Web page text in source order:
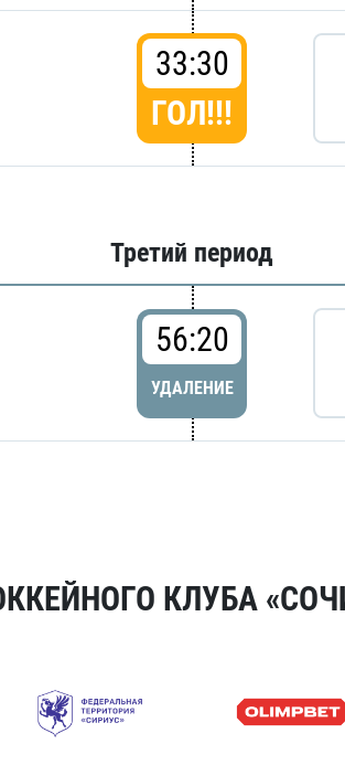
33:30
ГОЛ!!!
Третий период
56:20
УДАЛЕНИЕ
КЛУБА